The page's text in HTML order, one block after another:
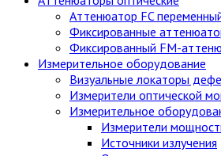
Аттенюатор FC
Фиксированные
Фиксированный FM-
Измерительное оборудование
Визуальные локаторы
Измерители оптической
Измерительное
Измерители
Источники излучения